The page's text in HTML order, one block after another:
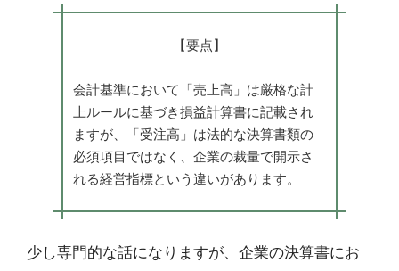
【要点】
会計基準において「売上高」は厳格な計
上ルールに基づき損益計算書に記載され
ますが、「受注高」は法的な決算書類の
必須項目ではなく、企業の裁量で開示さ
れる経営指標という違いがあります。
少し専門的な話になりますが、企業の決算書にお